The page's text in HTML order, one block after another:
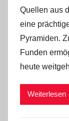
Quellen aus
eine
Pyramiden.
Funden
heute
Weiterlesen